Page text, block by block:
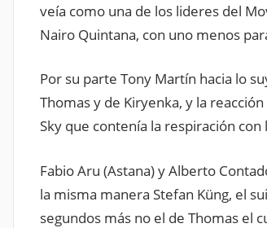
veía como una de los lideres del
Nairo Quintana, con uno menos
Por su parte Tony Martín hacia lo
Thomas y de Kiryenka, y la
Sky que contenía la respiración
Fabio Aru (Astana) y Alberto
la misma manera Stefan Küng, el
segundos más no el de Thomas el